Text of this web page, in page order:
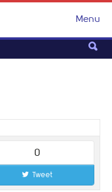
Menu
0
Tweet